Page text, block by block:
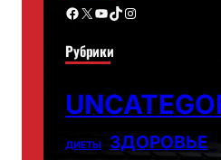
Facebook X YouTube TikTok Instagram
Рубрики
ДИЕТЫ ЗДОРОВЬЕ